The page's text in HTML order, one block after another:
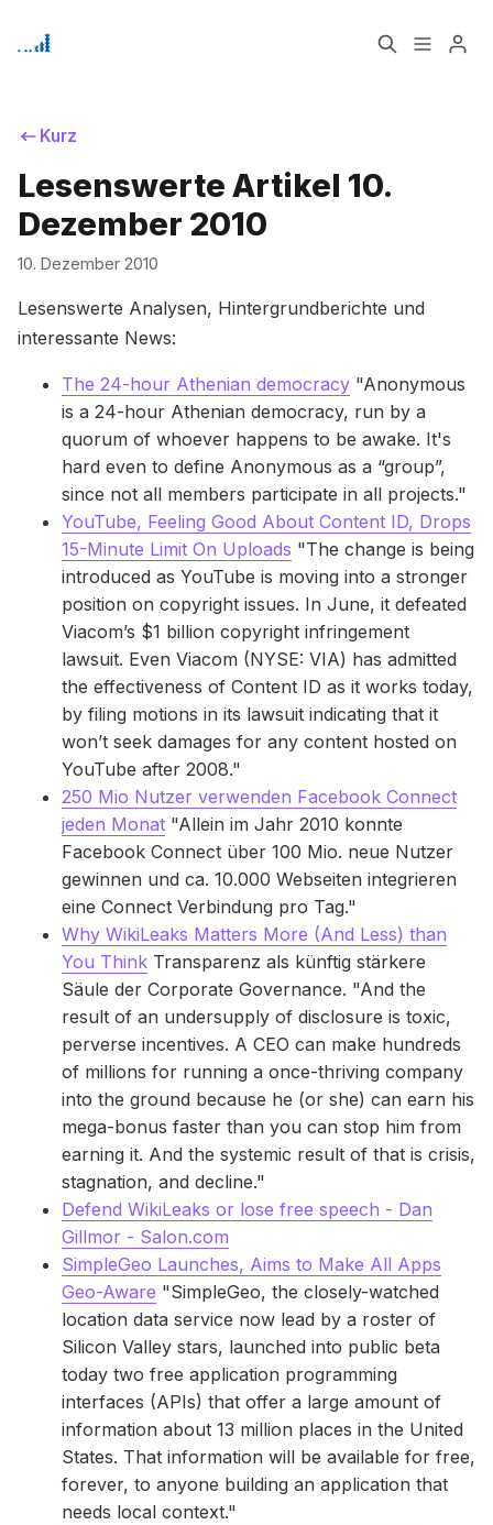
Home
Kurz
Lesenswerte Artikel 10.
Dezember 2010
10. Dezember 2010
Lesenswerte Analysen, Hintergrundberichte und
interessante News:
The 24-hour Athenian democracy "Anonymous
is a 24-hour Athenian democracy, run by a
quorum of whoever happens to be awake. It's
hard even to define Anonymous as a “group”,
since not all members participate in all projects."
YouTube, Feeling Good About Content ID, Drops
15-Minute Limit On Uploads "The change is being
introduced as YouTube is moving into a stronger
position on copyright issues. In June, it defeated
Viacom’s $1 billion copyright infringement
lawsuit. Even Viacom (NYSE: VIA) has admitted
the effectiveness of Content ID as it works today,
by filing motions in its lawsuit indicating that it
won’t seek damages for any content hosted on
YouTube after 2008."
250 Mio Nutzer verwenden Facebook Connect
jeden Monat "Allein im Jahr 2010 konnte
Facebook Connect über 100 Mio. neue Nutzer
gewinnen und ca. 10.000 Webseiten integrieren
eine Connect Verbindung pro Tag."
Why WikiLeaks Matters More (And Less) than
You Think Transparenz als künftig stärkere
Säule der Corporate Governance. "And the
result of an undersupply of disclosure is toxic,
perverse incentives. A CEO can make hundreds
of millions for running a once-thriving company
into the ground because he (or she) can earn his
mega-bonus faster than you can stop him from
earning it. And the systemic result of that is crisis,
stagnation, and decline."
Defend WikiLeaks or lose free speech - Dan
Gillmor - Salon.com
SimpleGeo Launches, Aims to Make All Apps
Geo-Aware "SimpleGeo, the closely-watched
location data service now lead by a roster of
Silicon Valley stars, launched into public beta
today two free application programming
interfaces (APIs) that offer a large amount of
information about 13 million places in the United
States. That information will be available for free,
forever, to anyone building an application that
needs local context."